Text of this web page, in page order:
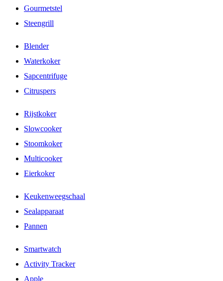
Gourmetstel
Steengrill
Blender
Waterkoker
Sapcentrifuge
Citruspers
Rijstkoker
Slowcooker
Stoomkoker
Multicooker
Eierkoker
Keukenweegschaal
Sealapparaat
Pannen
Smartwatch
Activity Tracker
Apple